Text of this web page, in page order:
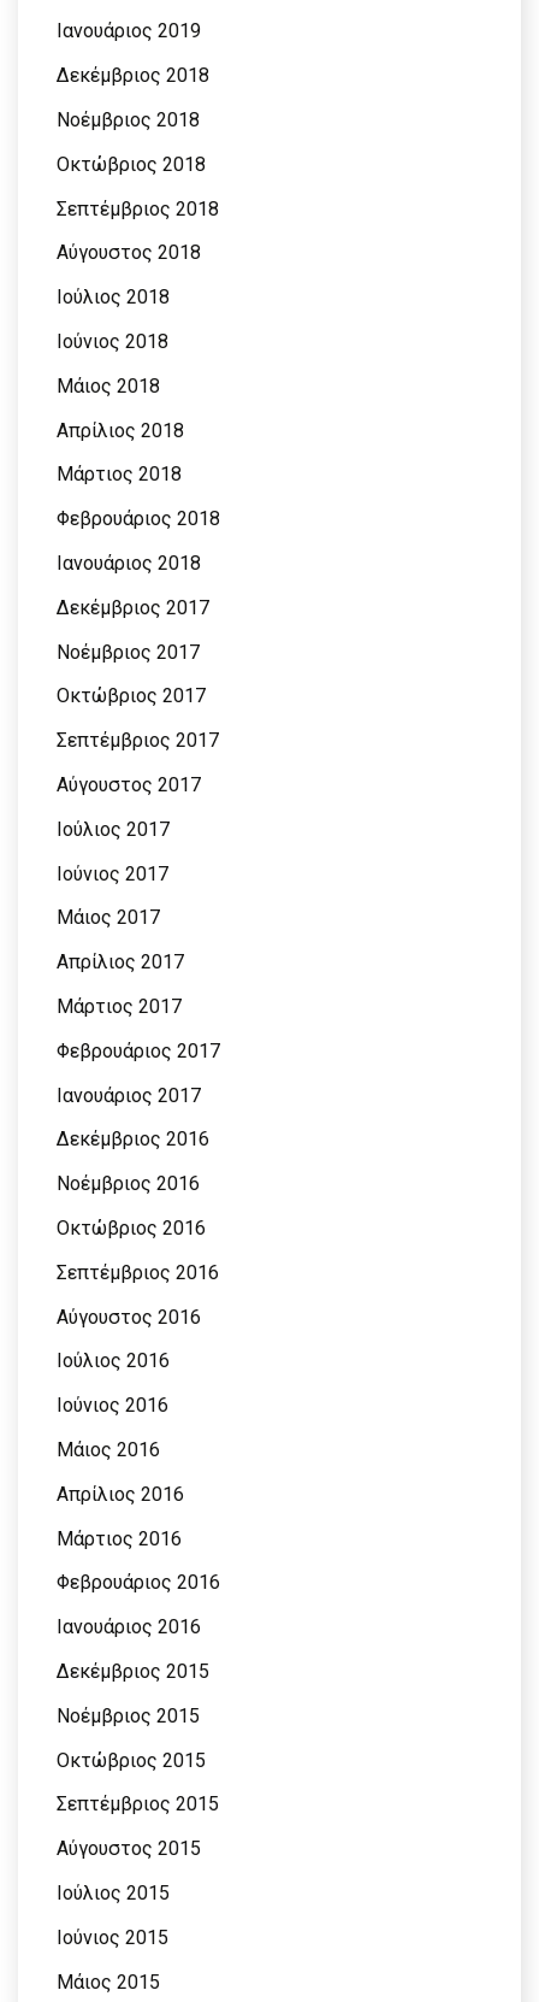
Ιανουάριος 2019
Δεκέμβριος 2018
Νοέμβριος 2018
Οκτώβριος 2018
Σεπτέμβριος 2018
Αύγουστος 2018
Ιούλιος 2018
Ιούνιος 2018
Μάιος 2018
Απρίλιος 2018
Μάρτιος 2018
Φεβρουάριος 2018
Ιανουάριος 2018
Δεκέμβριος 2017
Νοέμβριος 2017
Οκτώβριος 2017
Σεπτέμβριος 2017
Αύγουστος 2017
Ιούλιος 2017
Ιούνιος 2017
Μάιος 2017
Απρίλιος 2017
Μάρτιος 2017
Φεβρουάριος 2017
Ιανουάριος 2017
Δεκέμβριος 2016
Νοέμβριος 2016
Οκτώβριος 2016
Σεπτέμβριος 2016
Αύγουστος 2016
Ιούλιος 2016
Ιούνιος 2016
Μάιος 2016
Απρίλιος 2016
Μάρτιος 2016
Φεβρουάριος 2016
Ιανουάριος 2016
Δεκέμβριος 2015
Νοέμβριος 2015
Οκτώβριος 2015
Σεπτέμβριος 2015
Αύγουστος 2015
Ιούλιος 2015
Ιούνιος 2015
Μάιος 2015